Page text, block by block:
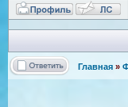
Главная »